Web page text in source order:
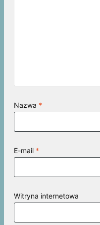
Nazwa *
E-mail *
Witryna internetowa